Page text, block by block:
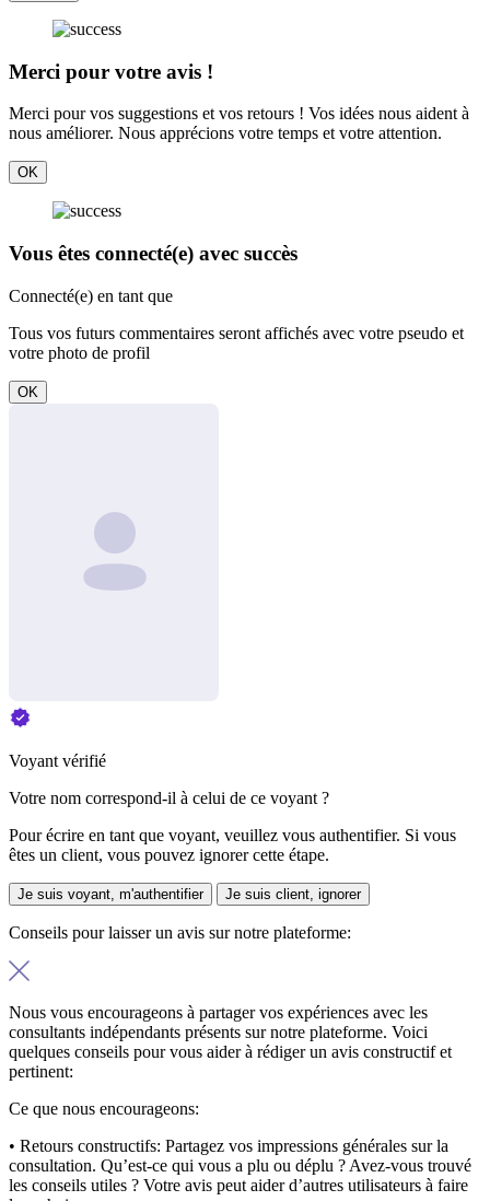
Merci pour votre avis !
Merci pour vos suggestions et vos retours ! Vos idées nous aident à
nous améliorer. Nous apprécions votre temps et votre attention.
OK
Vous êtes connecté(e) avec succès
Connecté(e) en tant que
Tous vos futurs commentaires seront affichés avec votre pseudo et
votre photo de profil
OK
Voyant vérifié
Votre nom correspond-il à celui de ce voyant ?
Pour écrire en tant que voyant, veuillez vous authentifier. Si vous
êtes un client, vous pouvez ignorer cette étape.
Je suis voyant, m'authentifier Je suis client, ignorer
Conseils pour laisser un avis sur notre plateforme:
Nous vous encourageons à partager vos expériences avec les
consultants indépendants présents sur notre plateforme. Voici
quelques conseils pour vous aider à rédiger un avis constructif et
pertinent:
Ce que nous encourageons:
• Retours constructifs: Partagez vos impressions générales sur la
consultation. Qu’est-ce qui vous a plu ou déplu ? Avez-vous trouvé
les conseils utiles ? Votre avis peut aider d’autres utilisateurs à faire